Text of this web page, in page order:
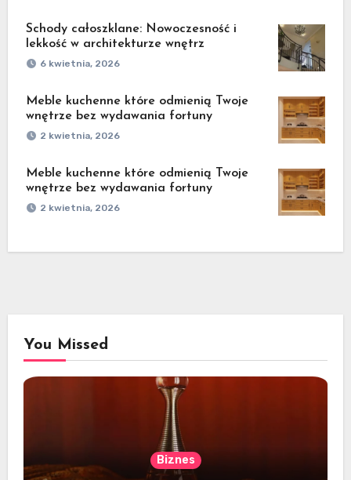
Schody całoszklane: Nowoczesność i
lekkość w architekturze wnętrz
6 kwietnia, 2026
Meble kuchenne które odmienią Twoje
wnętrze bez wydawania fortuny
2 kwietnia, 2026
Meble kuchenne które odmienią Twoje
wnętrze bez wydawania fortuny
2 kwietnia, 2026
You Missed
Biznes